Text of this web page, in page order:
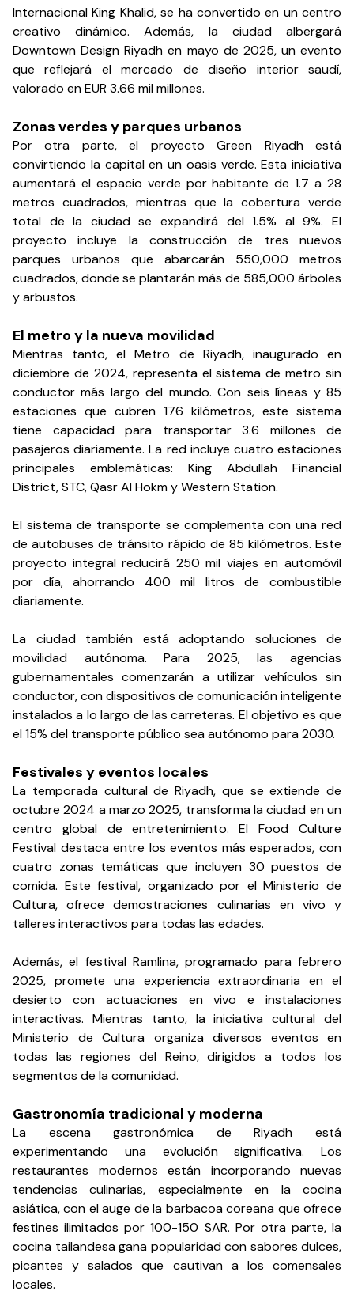
Internacional King Khalid, se ha convertido en un centro
creativo dinámico. Además, la ciudad albergará
Downtown Design Riyadh en mayo de 2025, un evento
que reflejará el mercado de diseño interior saudí,
valorado en EUR 3.66 mil millones.
Zonas verdes y parques urbanos
Por otra parte, el proyecto Green Riyadh está
convirtiendo la capital en un oasis verde. Esta iniciativa
aumentará el espacio verde por habitante de 1.7 a 28
metros cuadrados, mientras que la cobertura verde
total de la ciudad se expandirá del 1.5% al 9%. El
proyecto incluye la construcción de tres nuevos
parques urbanos que abarcarán 550,000 metros
cuadrados, donde se plantarán más de 585,000 árboles
y arbustos.
El metro y la nueva movilidad
Mientras tanto, el Metro de Riyadh, inaugurado en
diciembre de 2024, representa el sistema de metro sin
conductor más largo del mundo. Con seis líneas y 85
estaciones que cubren 176 kilómetros, este sistema
tiene capacidad para transportar 3.6 millones de
pasajeros diariamente. La red incluye cuatro estaciones
principales emblemáticas: King Abdullah Financial
District, STC, Qasr Al Hokm y Western Station.
El sistema de transporte se complementa con una red
de autobuses de tránsito rápido de 85 kilómetros. Este
proyecto integral reducirá 250 mil viajes en automóvil
por día, ahorrando 400 mil litros de combustible
diariamente.
La ciudad también está adoptando soluciones de
movilidad autónoma. Para 2025, las agencias
gubernamentales comenzarán a utilizar vehículos sin
conductor, con dispositivos de comunicación inteligente
instalados a lo largo de las carreteras. El objetivo es que
el 15% del transporte público sea autónomo para 2030.
Festivales y eventos locales
La temporada cultural de Riyadh, que se extiende de
octubre 2024 a marzo 2025, transforma la ciudad en un
centro global de entretenimiento. El Food Culture
Festival destaca entre los eventos más esperados, con
cuatro zonas temáticas que incluyen 30 puestos de
comida. Este festival, organizado por el Ministerio de
Cultura, ofrece demostraciones culinarias en vivo y
talleres interactivos para todas las edades.
Además, el festival Ramlina, programado para febrero
2025, promete una experiencia extraordinaria en el
desierto con actuaciones en vivo e instalaciones
interactivas. Mientras tanto, la iniciativa cultural del
Ministerio de Cultura organiza diversos eventos en
todas las regiones del Reino, dirigidos a todos los
segmentos de la comunidad.
Gastronomía tradicional y moderna
La escena gastronómica de Riyadh está
experimentando una evolución significativa. Los
restaurantes modernos están incorporando nuevas
tendencias culinarias, especialmente en la cocina
asiática, con el auge de la barbacoa coreana que ofrece
festines ilimitados por 100-150 SAR. Por otra parte, la
cocina tailandesa gana popularidad con sabores dulces,
picantes y salados que cautivan a los comensales
locales.